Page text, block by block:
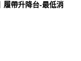
履帶升降台-最低消